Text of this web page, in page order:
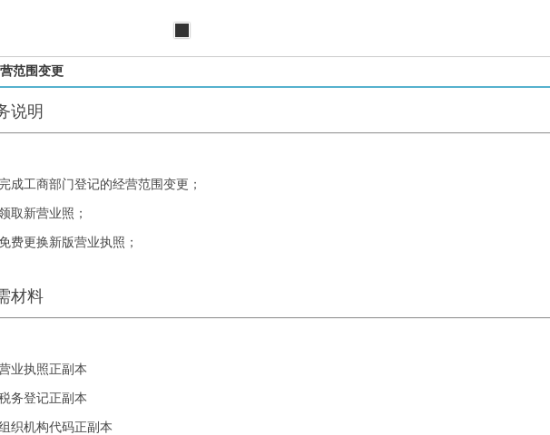
范围变更
说明
成工商部门登记的经营范围变更；
取新营业照；
费更换新版营业执照；
材料
业执照正副本
务登记正副本
织机构代码正副本